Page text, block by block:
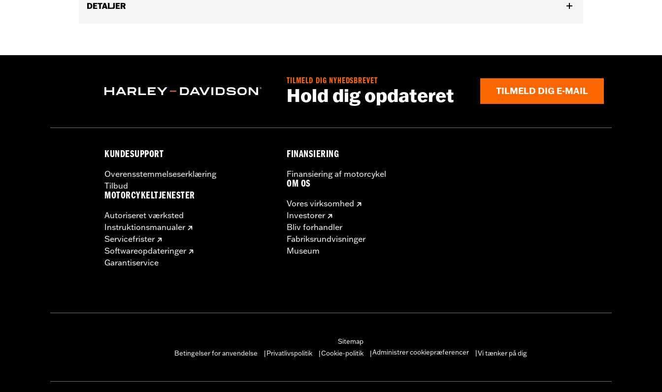
DETALJER
TILMELD DIG NYHEDSBREVET
Hold dig opdateret TILMELD DIG E-MAIL
KUNDESUPPORT
Overensstemmelseserklæring
Tilbud
MOTORCYKELTJENESTER
Autoriseret værksted
Instruktionsmanualer
Servicefrister
Softwareopdateringer
Garantiservice
FINANSIERING
Finansiering af motorcykel
OM OS
Vores virksomhed
Investorer
Bliv forhandler
Fabriksrundvisninger
Museum
Sitemap
Betingelser for anvendelse
Privatlivspolitik Cookie-politik Administrer cookiepræferencer Vi tænker på dig